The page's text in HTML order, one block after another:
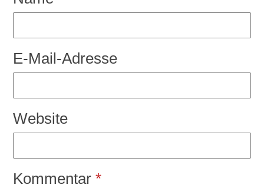
E-Mail-Adresse
Website
Kommentar*